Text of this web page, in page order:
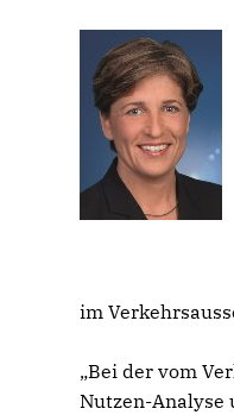
im
Bei der vom
Nutzen-Analyse